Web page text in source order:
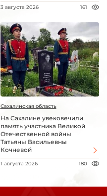
3 августа 2026 161
Сахалинская область
На Сахалине увековечили
память участника Великой
Отечественной войны
Татьяны Васильевны
Кочневой
1 августа 2026 180